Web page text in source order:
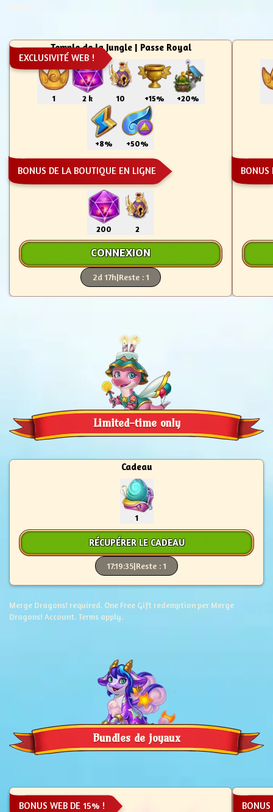
season.
EXCLUSIVITÉ WEB !
Temple de la Jungle | Passe Royal
1 2 k 10 +15% +20%
+8% +50%
BONUS DE LA BOUTIQUE EN LIGNE
200 2
CONNEXION
2d 17h|Reste : 1
BONUS
Limited-time only
Cadeau
1
RÉCUPÉRER LE CADEAU
17:19:34|Reste : 1
Merge Dragons! required. One Free Gift redemption per Merge
Dragons! Account. Terms apply.
Bundles de joyaux
BONUS WEB DE 15% !